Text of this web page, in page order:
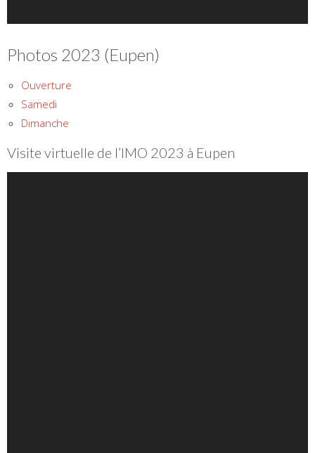
Photos 2023 (Eupen)
Ouverture
Samedi
Dimanche
Visite virtuelle de l’IMO 2023 à Eupen